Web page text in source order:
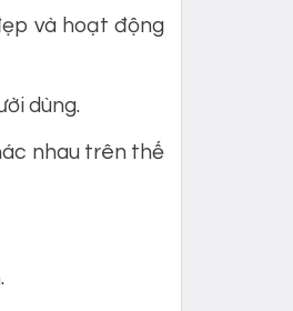
và hoạt động
dùng.
nhau trên thế